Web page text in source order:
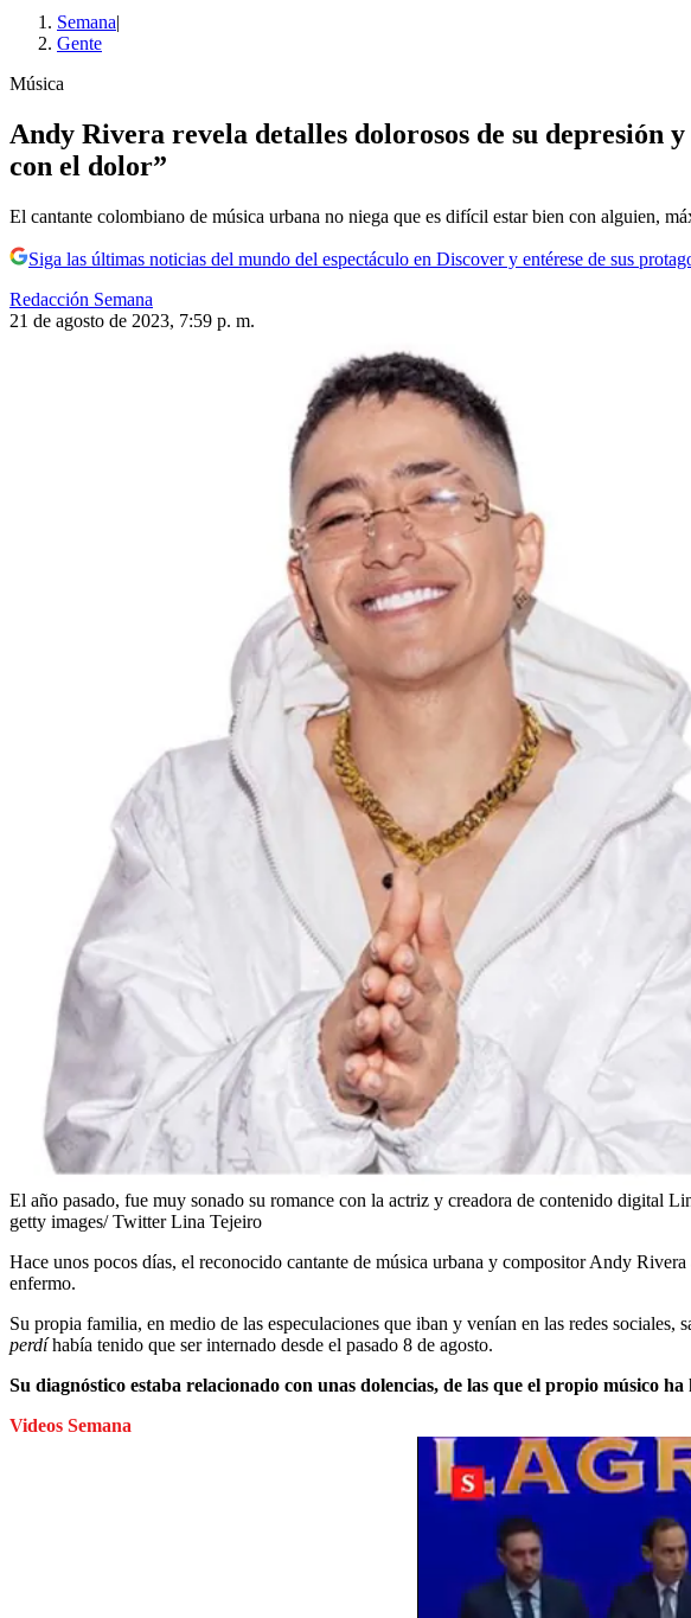
Semana|
Gente
Música
Andy Rivera revela detalles dolorosos de su depresión
con el dolor”
El cantante colombiano de música urbana no niega que es difícil estar bien con alguien,
Siga las últimas noticias del mundo del espectáculo en Discover y entérese de sus
Redacción Semana
21 de agosto de 2023, 7:59 p. m.
El año pasado, fue muy sonado su romance con la actriz y creadora de contenido digital
getty images/ Twitter Lina Tejeiro
Hace unos pocos días, el reconocido cantante de música urbana y compositor Andy
enfermo.
Su propia familia, en medio de las especulaciones que iban y venían en las redes
perdíhabía tenido que ser internado desde el pasado 8 de agosto.
Su diagnóstico estaba relacionado con unas dolencias, de las que el propio músico
Videos Semana